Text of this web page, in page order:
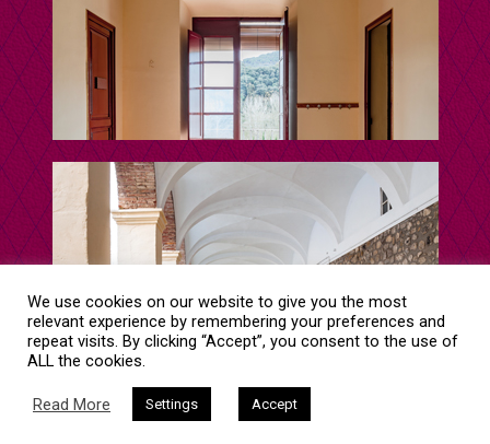
We use cookies on our website to give you the most
relevant experience by remembering your preferences and
repeat visits. By clicking “Accept”, you consent to the use of
ALL the cookies.
Read More Settings Accept